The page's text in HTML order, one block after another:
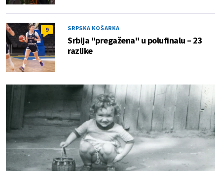
9 SRPSKA KOŠARKA
Srbija "pregažena" u polufinalu – 23
razlike